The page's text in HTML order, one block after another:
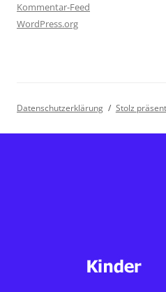
Kommentar-Feed
WordPress.org
Datenschutzerklärung Stolz